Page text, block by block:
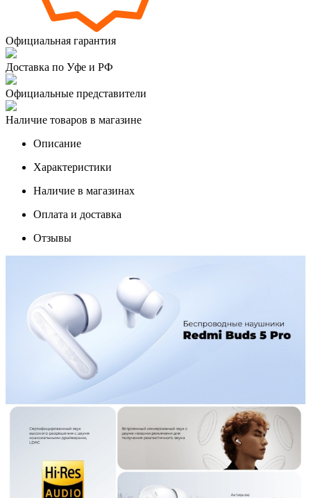
Официальная гарантия
Доставка по Уфе и РФ
Официальные представители
Наличие товаров в магазине
Описание
Характеристики
Наличие в магазинах
Оплата и доставка
Отзывы